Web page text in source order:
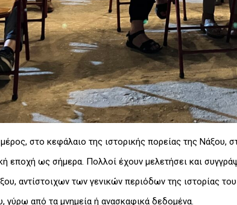
στο κεφάλαιο της ιστορικής πορείας της Νάξου,
εποχή ως σήμερα. Πολλοί έχουν μελετήσει και
αντίστοιχων των γενικών περιόδων της ιστορίας
γύρω από τα μνημεία ή ανασκαφικά δεδομένα.